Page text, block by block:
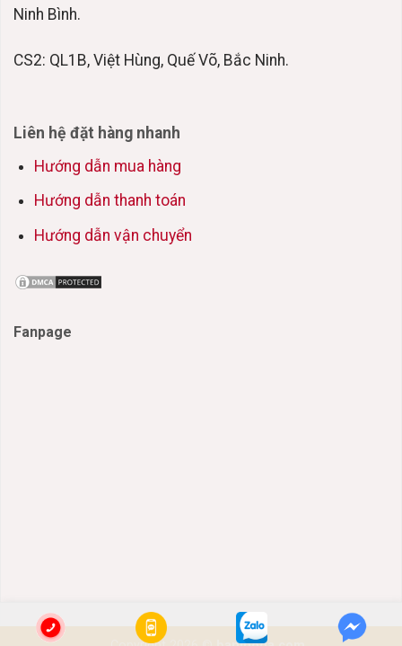
Ninh Bình.
CS2: QL1B, Việt Hùng, Quế Võ, Bắc Ninh.
Liên hệ đặt hàng nhanh
Hướng dẫn mua hàng
Hướng dẫn thanh toán
Hướng dẫn vận chuyển
Fanpage